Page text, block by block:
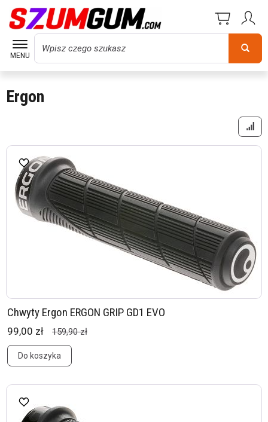
MENU
Wyszukaj
Ergon
Chwyty Ergon ERGON GRIP GD1 EVO
99,00 zł 159,90 zł
Do koszyka